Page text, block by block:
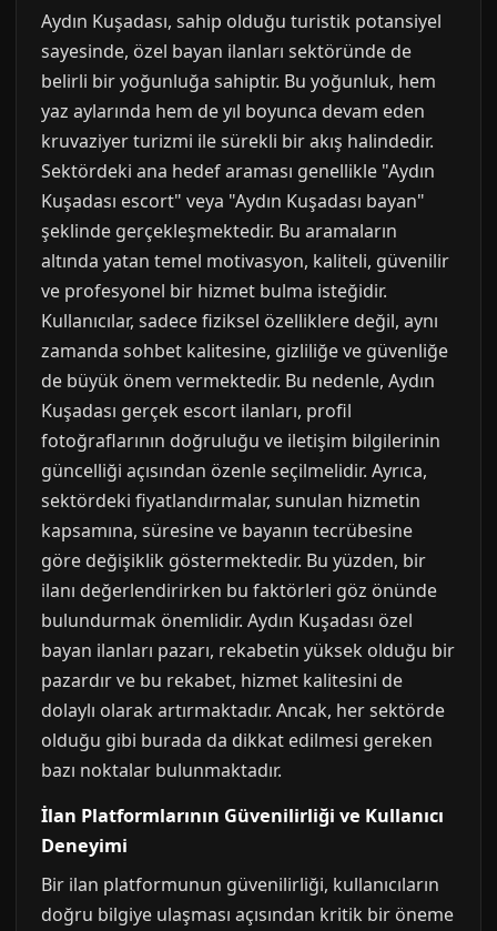
Aydın Kuşadası, sahip olduğu turistik potansiyel
sayesinde, özel bayan ilanları sektöründe de
belirli bir yoğunluğa sahiptir. Bu yoğunluk, hem
yaz aylarında hem de yıl boyunca devam eden
kruvaziyer turizmi ile sürekli bir akış halindedir.
Sektördeki ana hedef araması genellikle "Aydın
Kuşadası escort" veya "Aydın Kuşadası bayan"
şeklinde gerçekleşmektedir. Bu aramaların
altında yatan temel motivasyon, kaliteli, güvenilir
ve profesyonel bir hizmet bulma isteğidir.
Kullanıcılar, sadece fiziksel özelliklere değil, aynı
zamanda sohbet kalitesine, gizliliğe ve güvenliğe
de büyük önem vermektedir. Bu nedenle, Aydın
Kuşadası gerçek escort ilanları, profil
fotoğraflarının doğruluğu ve iletişim bilgilerinin
güncelliği açısından özenle seçilmelidir. Ayrıca,
sektördeki fiyatlandırmalar, sunulan hizmetin
kapsamına, süresine ve bayanın tecrübesine
göre değişiklik göstermektedir. Bu yüzden, bir
ilanı değerlendirirken bu faktörleri göz önünde
bulundurmak önemlidir. Aydın Kuşadası özel
bayan ilanları pazarı, rekabetin yüksek olduğu bir
pazardır ve bu rekabet, hizmet kalitesini de
dolaylı olarak artırmaktadır. Ancak, her sektörde
olduğu gibi burada da dikkat edilmesi gereken
bazı noktalar bulunmaktadır.
İlan Platformlarının Güvenilirliği ve Kullanıcı
Deneyimi
Bir ilan platformunun güvenilirliği, kullanıcıların
doğru bilgiye ulaşması açısından kritik bir öneme